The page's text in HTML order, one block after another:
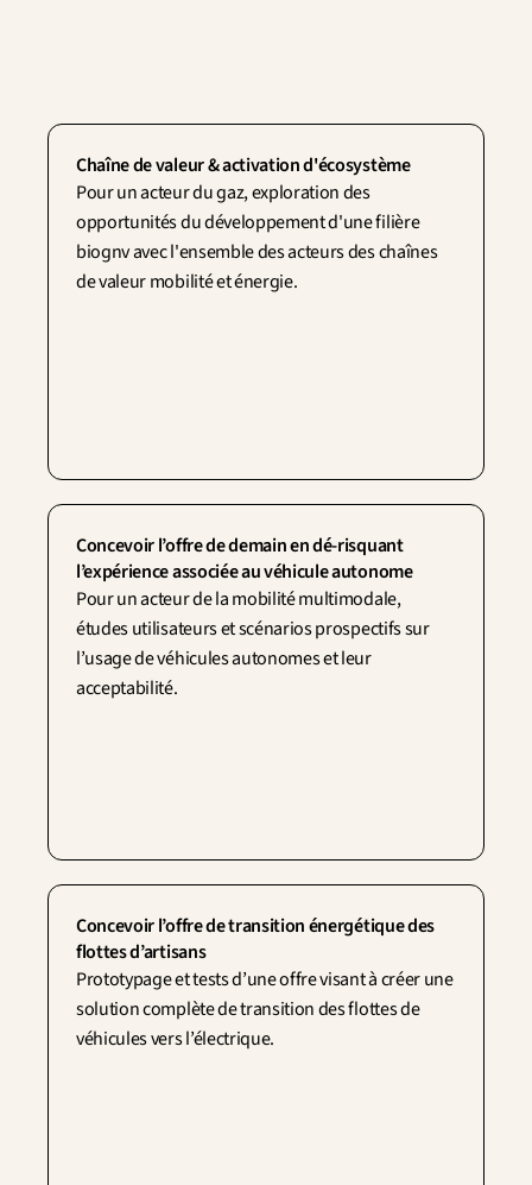
Contactez-nous
Chaîne de valeur & activation d'écosystème
Pour un acteur du gaz, exploration des
opportunités du développement d'une filière
biognv avec l'ensemble des acteurs des chaînes
de valeur mobilité et énergie.
Concevoir l’offre de demain en dé-risquant
l’expérience associée au véhicule autonome
Pour un acteur de la mobilité multimodale,
études utilisateurs et scénarios prospectifs sur
l’usage de véhicules autonomes et leur
acceptabilité.
Concevoir l’offre de transition énergétique des
flottes d’artisans
Prototypage et tests d’une offre visant à créer une
solution complète de transition des flottes de
véhicules vers l’électrique.